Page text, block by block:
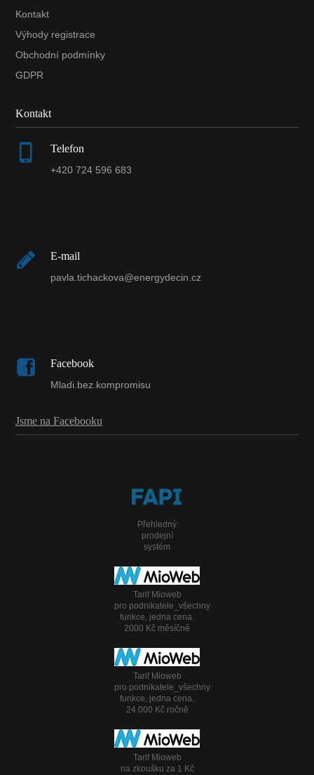
Kontakt
Výhody registrace
Obchodní podmínky
GDPR
Kontakt
Telefon
+420 724 596 683
E-mail
pavla.tichackova@energydecin.cz
Facebook
Mladi.bez.kompromisu
Jsme na Facebooku
Přehledný
prodejní
systém
Tarif Mioweb
pro podnikatele_všechny
funkce, jedna cena.
2000 Kč měsíčně
Tarif Mioweb
pro podnikatele_všechny
funkce, jedna cena.
24 000 Kč ročně
Tarif Mioweb
na zkoušku za 1 Kč